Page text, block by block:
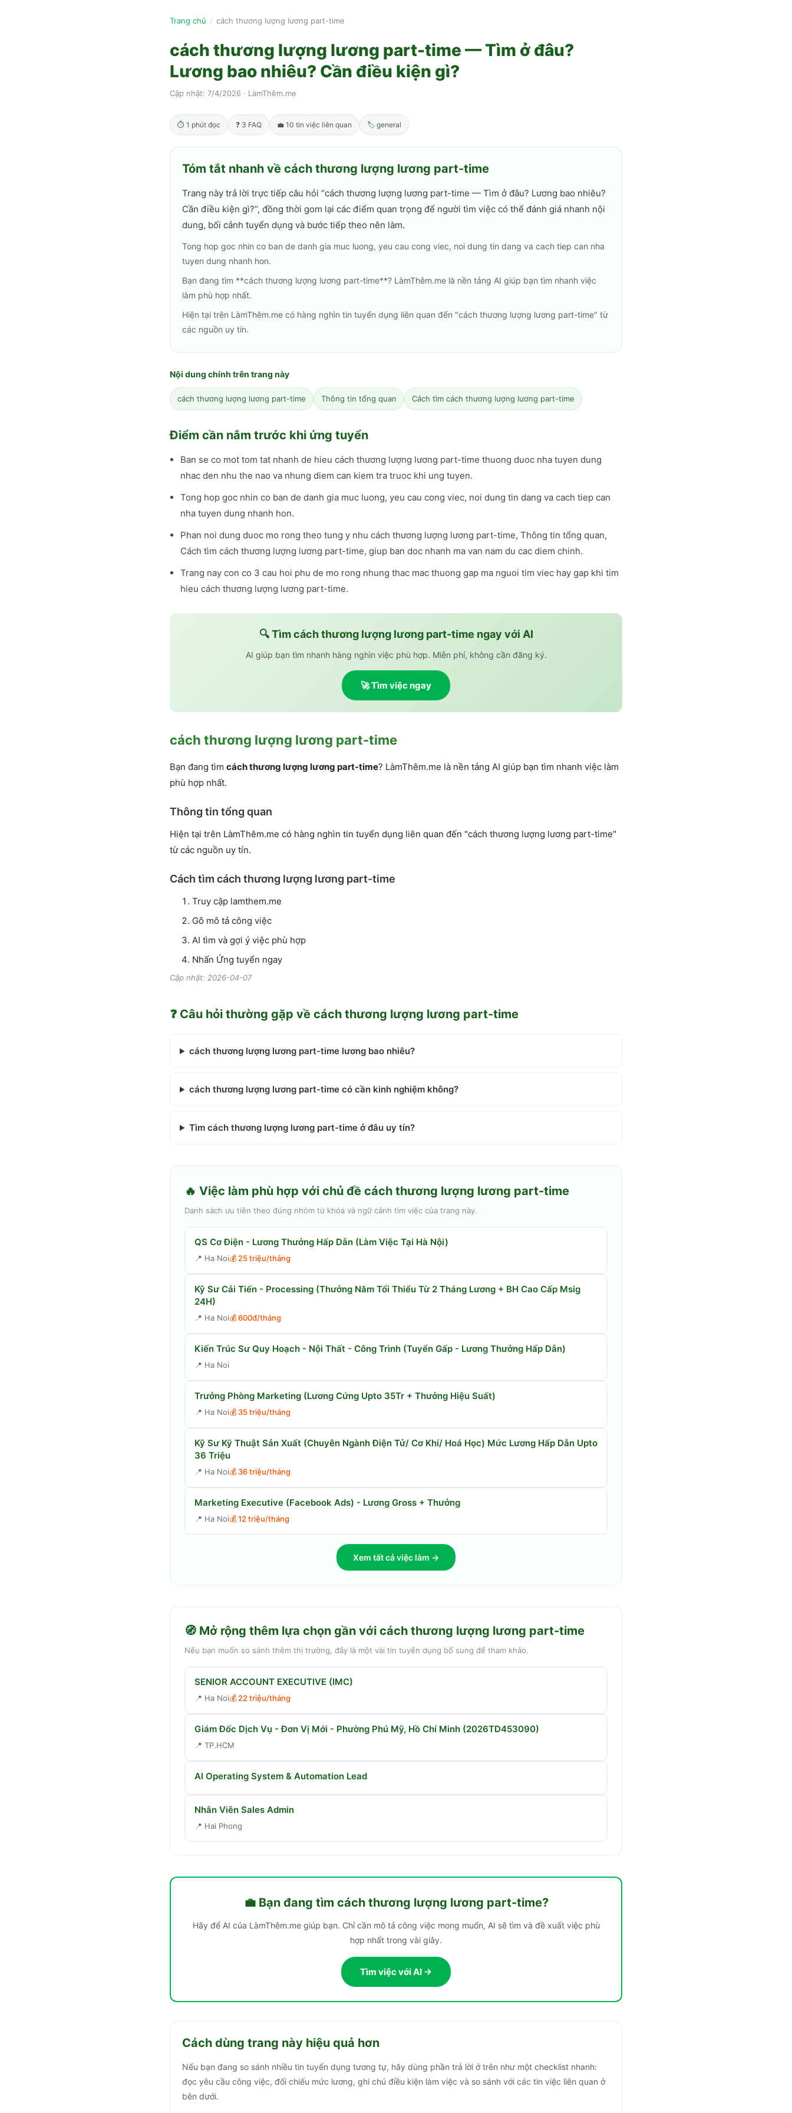
Trang chủ / cách thương lượng lương part-time
cách thương lượng lương part-time — Tìm ở đâu?
Lương bao nhiêu? Cần điều kiện gì?
Cập nhật: 7/4/2026 · LàmThêm.me
⏱ 1 phút đọc ❓ 3 FAQ 💼 10 tin việc liên quan 🏷 general
Tóm tắt nhanh về cách thương lượng lương part-time
Trang này trả lời trực tiếp câu hỏi “cách thương lượng lương part-time — Tìm ở đâu? Lương bao nhiêu?
Cần điều kiện gì?”, đồng thời gom lại các điểm quan trọng để người tìm việc có thể đánh giá nhanh nội
dung, bối cảnh tuyển dụng và bước tiếp theo nên làm.
Tong hop goc nhin co ban de danh gia muc luong, yeu cau cong viec, noi dung tin dang va cach tiep can nha
tuyen dung nhanh hon.
Bạn đang tìm **cách thương lượng lương part-time**? LàmThêm.me là nền tảng AI giúp bạn tìm nhanh việc
làm phù hợp nhất.
Hiện tại trên LàmThêm.me có hàng nghìn tin tuyển dụng liên quan đến "cách thương lượng lương part-time" từ
các nguồn uy tín.
Nội dung chính trên trang này
cách thương lượng lương part-time Thông tin tổng quan Cách tìm cách thương lượng lương part-time
Điểm cần nắm trước khi ứng tuyển
Ban se co mot tom tat nhanh de hieu cách thương lượng lương part-time thuong duoc nha tuyen dung
nhac den nhu the nao va nhung diem can kiem tra truoc khi ung tuyen.
Tong hop goc nhin co ban de danh gia muc luong, yeu cau cong viec, noi dung tin dang va cach tiep can
nha tuyen dung nhanh hon.
Phan noi dung duoc mo rong theo tung y nhu cách thương lượng lương part-time, Thông tin tổng quan,
Cách tìm cách thương lượng lương part-time, giup ban doc nhanh ma van nam du cac diem chinh.
Trang nay con co 3 cau hoi phu de mo rong nhung thac mac thuong gap ma nguoi tim viec hay gap khi tim
hieu cách thương lượng lương part-time.
🔍 Tìmcách thương lượng lương part-time ngay với AI
AI giúp bạn tìm nhanh hàng nghìn việc phù hợp. Miễn phí, không cần đăng ký.
🚀 Tìm việc ngay
cách thương lượng lương part-time
Bạn đang tìm cách thương lượng lương part-time? LàmThêm.me là nền tảng AI giúp bạn tìm nhanh việc làm
phù hợp nhất.
Thông tin tổng quan
Hiện tại trên LàmThêm.me có hàng nghìn tin tuyển dụng liên quan đến "cách thương lượng lương part-time"
từ các nguồn uy tín.
Cách tìm cách thương lượng lương part-time
Truy cập lamthem.me
Gõ mô tả công việc
AI tìm và gợi ý việc phù hợp
Nhấn Ứng tuyển ngay
Cập nhật: 2026-04-07
❓ Câu hỏi thường gặp về cách thương lượng lương part-time
cách thương lượng lương part-time lương bao nhiêu?
cách thương lượng lương part-time có cần kinh nghiệm không?
Tìm cách thương lượng lương part-time ở đâu uy tín?
🔥 Việc làm phù hợp với chủ đề cách thương lượng lương part-time
Danh sách ưu tiên theo đúng nhóm từ khóa và ngữ cảnh tìm việc của trang này.
QS Cơ Điện - Lương Thưởng Hấp Dẫn (Làm Việc Tại Hà Nội)
📍 Ha Noi💰 25 triệu/tháng
Kỹ Sư Cải Tiến - Processing (Thưởng Năm Tối Thiểu Từ 2 Tháng Lương + BH Cao Cấp Msig
24H)
📍 Ha Noi💰600đ/tháng
Kiến Trúc Sư Quy Hoạch - Nội Thất - Công Trình (Tuyển Gấp - Lương Thưởng Hấp Dẫn)
📍 Ha Noi
Trưởng Phòng Marketing (Lương Cứng Upto 35Tr + Thưởng Hiệu Suất)
📍 Ha Noi💰 35 triệu/tháng
Kỹ Sư Kỹ Thuật Sản Xuất (Chuyên Ngành Điện Tử/ Cơ Khí/ Hoá Học) Mức Lương Hấp Dẫn Upto
36 Triệu
📍 Ha Noi💰 36 triệu/tháng
Marketing Executive (Facebook Ads) - Lương Gross + Thưởng
📍 Ha Noi💰12 triệu/tháng
Xem tất cả việc làm →
🧭 Mở rộng thêm lựa chọn gần với cách thương lượng lương part-time
Nếu bạn muốn so sánh thêm thị trường, đây là một vài tin tuyển dụng bổ sung để tham khảo.
SENIOR ACCOUNT EXECUTIVE (IMC)
📍 Ha Noi💰 22 triệu/tháng
Giám Đốc Dịch Vụ - Đơn Vị Mới - Phường Phú Mỹ, Hồ Chí Minh (2026TD453090)
📍 TP.HCM
AI Operating System & Automation Lead
Nhân Viên Sales Admin
📍 Hai Phong
💼 Bạn đang tìm cách thương lượng lương part-time?
Hãy để AI của LàmThêm.me giúp bạn. Chỉ cần mô tả công việc mong muốn, AI sẽ tìm và đề xuất việc phù
hợp nhất trong vài giây.
Tìm việc với AI →
Cách dùng trang này hiệu quả hơn
Nếu bạn đang so sánh nhiều tin tuyển dụng tương tự, hãy dùng phần trả lời ở trên như một checklist nhanh:
đọc yêu cầu công việc, đối chiếu mức lương, ghi chú điều kiện làm việc và so sánh với các tin việc liên quan ở
bên dưới.